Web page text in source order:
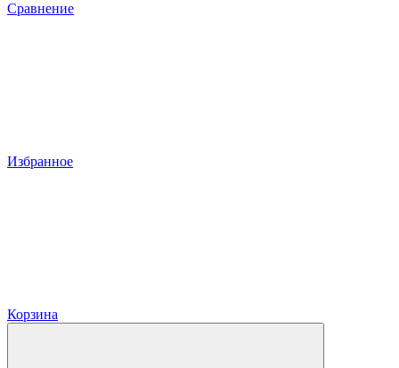
Сравнение
Избранное
Корзина